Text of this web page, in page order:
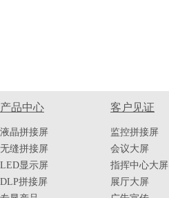
产品中心
液晶拼接屏
无缝拼接屏
LED显示屏
DLP拼接屏
客户见证
监控拼接屏
会议大屏
指挥中心大屏
展厅大屏